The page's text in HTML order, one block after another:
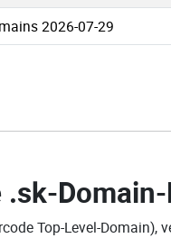
2026-07-29
.sk-
Top-Level-